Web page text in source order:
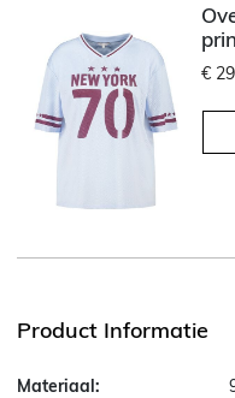
€
Product Informatie
Materiaal: